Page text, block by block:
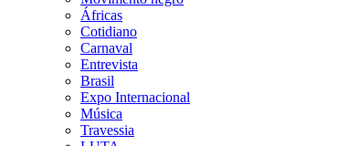
Áfricas
Cotidiano
Carnaval
Entrevista
Brasil
Expo Internacional
Música
Travessia